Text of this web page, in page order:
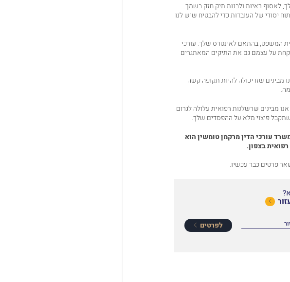
לאסוף ראיות ולבנות תיק חזק בשמך.
יסודי של העובדות כדי להבטיח שיש לנו
המשפט, בהתאם לאינטרס שלך. עורכי
על עצמם גם את התיקים המאתגרים
מבינים שזו יכולה להיות תקופה קשה
מבינים שרשלנות רפואית עלולה לגרום
שתקבל פיצוי מלא על ההפסדים שלך.
עורכיהדיןמרקמןטומשיןהוא
רפואית בצפון.
פרטים כבר עכשיו.
לפרטים